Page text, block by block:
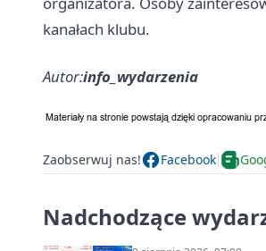
kanałach klubu.
Autor:info_wydarzenia
Zaobserwuj nas! Facebook
Nadchodzące